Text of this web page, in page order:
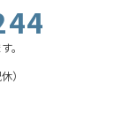
。
）